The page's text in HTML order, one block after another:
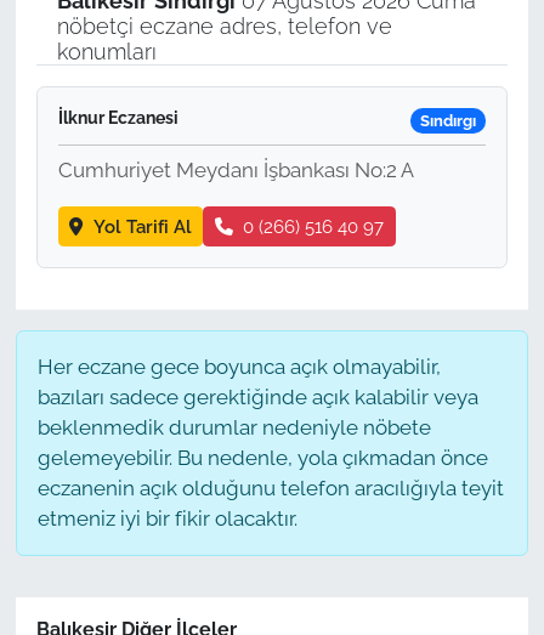
nöbetçi eczane adres, telefon ve
konumları
İlknur Eczanesi Sındırgı
Cumhuriyet Meydanı İşbankası No:2 A
Yol Tarifi Al 0 (266) 516 40 97
Her eczane gece boyunca açık olmayabilir,
bazıları sadece gerektiğinde açık kalabilir veya
beklenmedik durumlar nedeniyle nöbete
gelemeyebilir. Bu nedenle, yola çıkmadan önce
eczanenin açık olduğunu telefon aracılığıyla teyit
etmeniz iyi bir fikir olacaktır.
Balıkesir Diğer İlçeler